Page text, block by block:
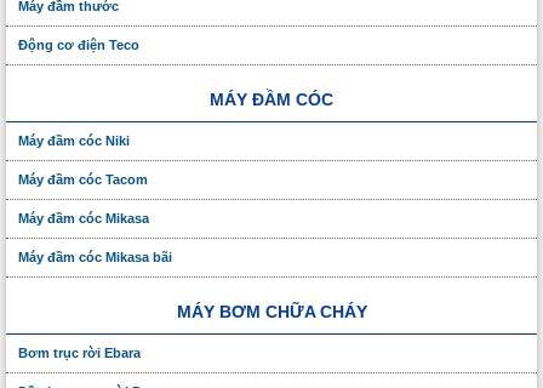
Máy đầm thước
Động cơ điện Teco
MÁY ĐẦM CÓC
Máy đầm cóc Niki
Máy đầm cóc Tacom
Máy đầm cóc Mikasa
Máy đầm cóc Mikasa bãi
MÁY BƠM CHỮA CHÁY
Bơm trục rời Ebara